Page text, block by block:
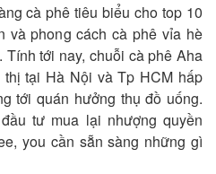
cà phê tiêu biểu cho top 10
và phong cách cà phê vỉa hè
tới nay, chuỗi cà phê Aha
tại Hà Nội và Tp HCM hấp
tới quán hưởng thụ đồ uống.
tư mua lại nhượng quyền
you cần sẵn sàng những gì